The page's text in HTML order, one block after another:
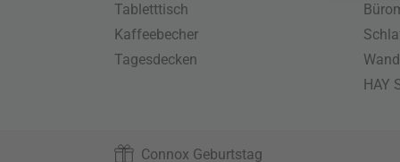
Tabletttisch
Kaffeebecher
Tagesdecken
HAY
Connox Geburtstag